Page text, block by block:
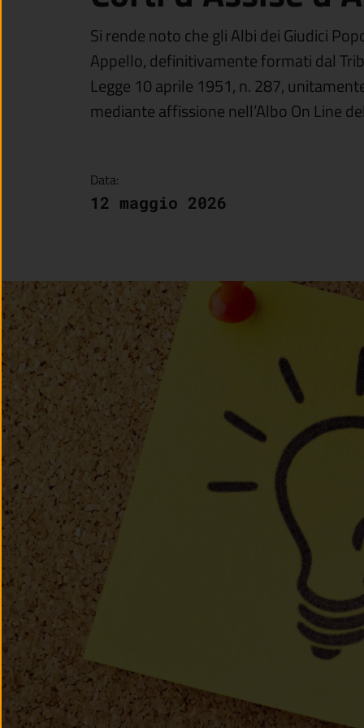
Si rende noto che gli Albi dei Giudici
Appello, definitivamente formati dal
Legge 10 aprile 1951, n. 287,
mediante affissione nell’Albo On Line
Data:
12 maggio 2026